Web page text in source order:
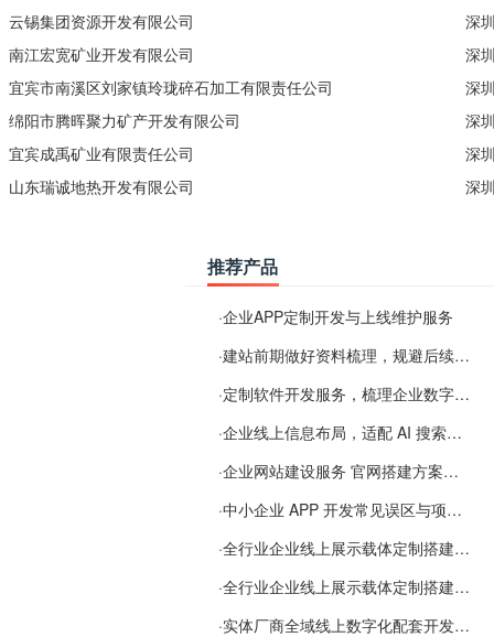
云锡集团资源开发有限公司
南江宏宽矿业开发有限公司
宜宾市南溪区刘家镇玲珑碎石加工有限责任公司
绵阳市腾晖聚力矿产开发有限公司
宜宾成禹矿业有限责任公司
山东瑞诚地热开发有限公司
深
深
深
深
深
深
推荐产品
·企业APP定制开发与上线维护服务
·建站前期做好资料梳理，规避后续各类使用难题
·定制软件开发服务，梳理企业数字化落地常见难点
·企业线上信息布局，适配 AI 搜索需要留意这些要点
·企业网站建设服务 官网搭建方案经验分享
·中小企业 APP 开发常见误区与项目规划实用经验
·全行业企业线上展示载体定制搭建服务
·全行业企业线上展示载体定制搭建服务
·实体厂商全域线上数字化配套开发与地域检索优化服务